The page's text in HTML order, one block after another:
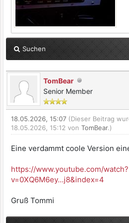
Suchen
TomBear
Senior Member
18.05.2026, 15:07 (Dieser Beitrag
18.05.2026, 15:12 von TomBear.)
Eine verdammt coole Version
https://www.youtube.com/watch?
v=0XQ6M6ey...j8&index=4
Gruß Tommi